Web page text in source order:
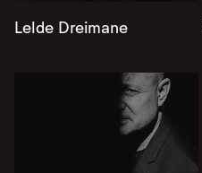
Lelde Dreimane